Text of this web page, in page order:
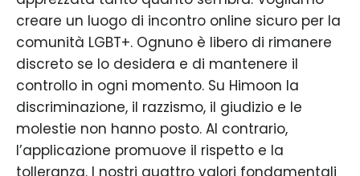
creare un luogo di incontro online sicuro per la
comunità LGBT+. Ognuno è libero di rimanere
discreto se lo desidera e di mantenere il
controllo in ogni momento. Su Himoon la
discriminazione, il razzismo, il giudizio e le
molestie non hanno posto. Al contrario,
l’applicazione promuove il rispetto e la